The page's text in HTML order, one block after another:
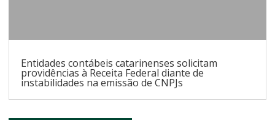
Entidades contábeis catarinenses solicitam
providências à Receita Federal diante de
instabilidades na emissão de CNPJs